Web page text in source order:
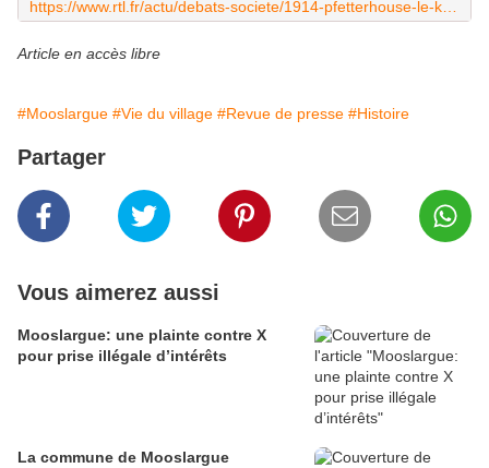
Article en accès libre
#Mooslargue #Vie du village #Revue de presse #Histoire
Partager
Vous aimerez aussi
Mooslargue: une plainte contre X
pour prise illégale d’intérêts
La commune de Mooslargue